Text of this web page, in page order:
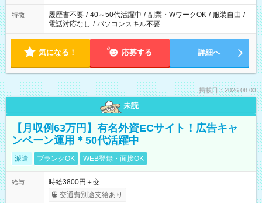
特徴 履歴書不要 / 40～50代活躍中 / 副業・WワークOK / 服装自由 /
電話対応なし / パソコンスキル不要
気になる！ 応募する 詳細へ
掲載日：2026.08.03
未読
【月収例63万円】有名外資ECサイト！広告キャ
ンペーン運用＊50代活躍中
派遣 ブランクOK WEB登録・面接OK
給与
時給3800円＋交
交通費別途支給あり